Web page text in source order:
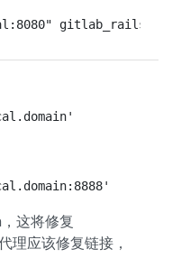
这将修复
应该修复链接，